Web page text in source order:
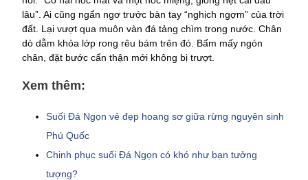
lâu”. Ai cũng ngẩn ngơ trước bàn tay “nghịch ngợm” của trời
đất. Lại vượt qua muôn vàn đá tảng chìm trong nước. Chân
dò dẫm khỏa lớp rong rêu bám trên đó. Bấm mấy ngón
chân, đặt bước cẩn thận mới không bị trượt.
Xem thêm:
Suối Đá Ngọn vẻ đẹp hoang sơ giữa rừng nguyên sinh
Phú Quốc
Chinh phục suối Đá Ngọn có khó như bạn tưởng
tượng?